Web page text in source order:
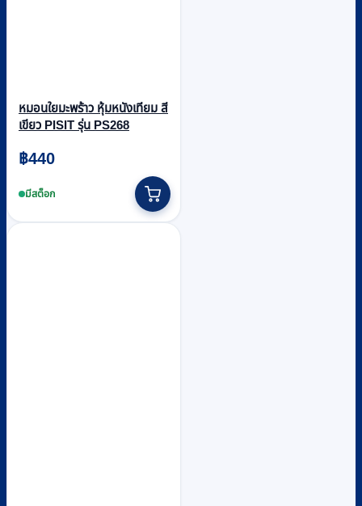
หมอนใยมะพร้าว หุ้มหนังเทียม สี
เขียว PISIT รุ่น PS268
฿440
มีสต็อก